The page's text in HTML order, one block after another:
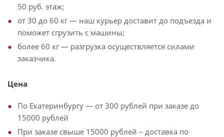
50 руб. этаж;
от 30 до 60 кг — наш курьер доставит до подъезда и
поможет сгрузить с машины;
более 60 кг — разгрузка осуществляется силами
заказчика.
Цена
По Екатеринбургу — от 300 рублей при заказе до
15000 рублей
При заказе свыше 15000 рублей – доставка по